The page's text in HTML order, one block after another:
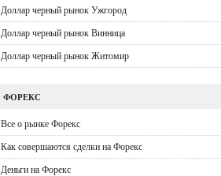
Доллар черный рынок Ужгород
Доллар черный рынок Винница
Доллар черный рынок Житомир
ФОРЕКС
Все о рынке Форекс
Как совершаются сделки на Форекс
Деньги на Форекс